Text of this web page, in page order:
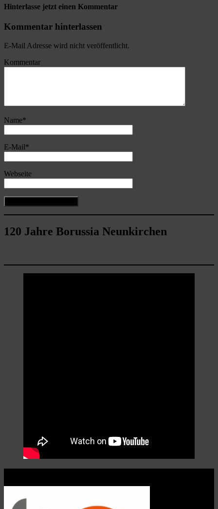
Hinterlasse jetzt einen Kommentar
Kommentar hinterlassen
E-Mail Adresse wird nicht veröffentlicht.
Kommentar
Name*
E-Mail*
Webseite
120 Jahre Borussia Neunkirchen